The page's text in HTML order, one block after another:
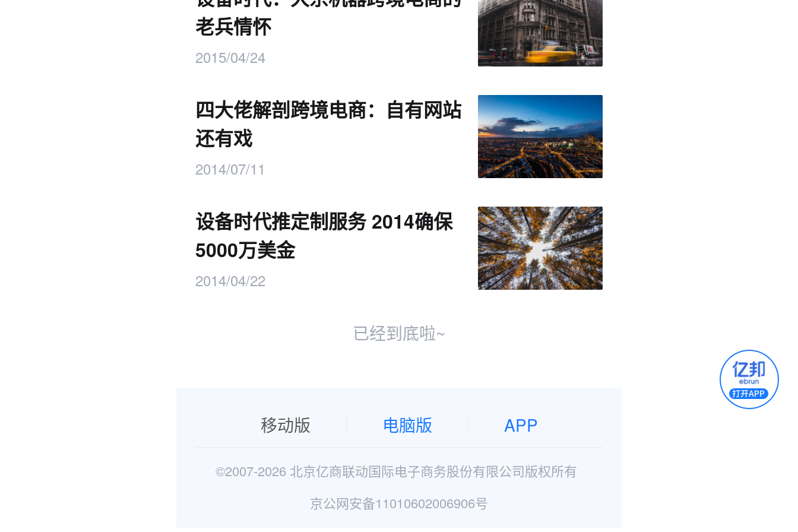
老兵情怀
2015/04/24
四大佬解剖跨境电商：自有网站
还有戏
2014/07/11
设备时代推定制服务 2014确保
5000万美金
2014/04/22
已经到底啦~
移动版 电脑版 APP
©2007-2026 北京亿商联动国际电子商务股份有限公司版权所有
京公网安备11010602006906号